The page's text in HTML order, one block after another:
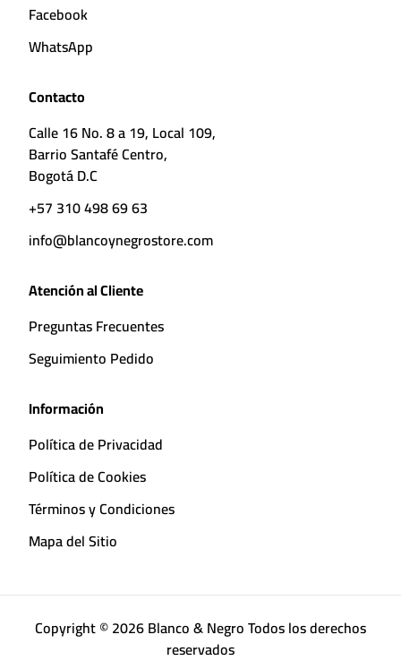
Facebook
WhatsApp
Contacto
Calle 16 No. 8 a 19, Local 109,
Barrio Santafé Centro,
Bogotá D.C
+57 310 498 69 63
info@blancoynegrostore.com
Atención al Cliente
Preguntas Frecuentes
Seguimiento Pedido
Información
Política de Privacidad
Política de Cookies
Términos y Condiciones
Mapa del Sitio
Copyright © 2026 Blanco & Negro Todos los derechos
reservados